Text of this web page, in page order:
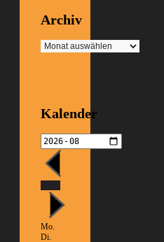
Archiv
Archiv
Kalender
Mo.
Di.